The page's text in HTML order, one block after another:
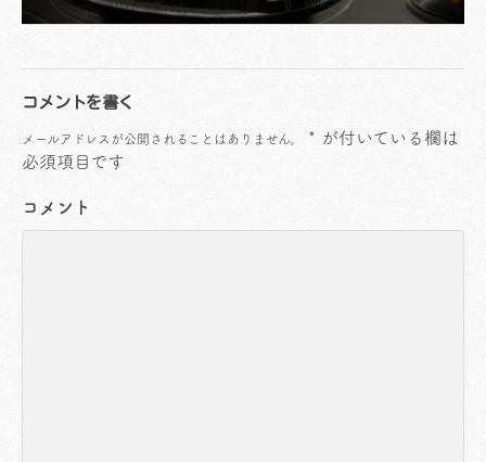
コメントを書く
メールアドレスが公開されることはありません。 * が付いている欄は
必須項目です
コメント